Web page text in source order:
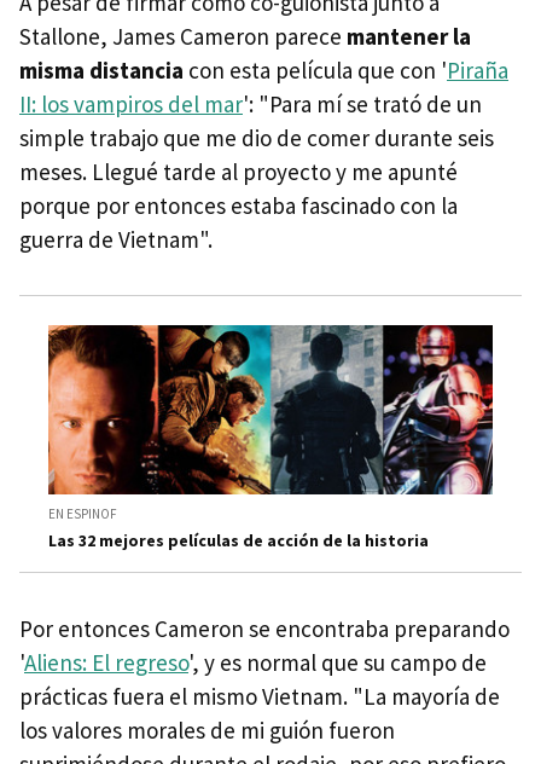
Stallone, James Cameron parece mantener la
misma distancia con esta película que con 'Piraña
II: los vampiros del mar': "Para mí se trató de un
simple trabajo que me dio de comer durante seis
meses. Llegué tarde al proyecto y me apunté
porque por entonces estaba fascinado con la
guerra de Vietnam".
EN ESPINOF
Las 32 mejores películas de acción de la historia
Por entonces Cameron se encontraba preparando
'Aliens: El regreso', y es normal que su campo de
prácticas fuera el mismo Vietnam. "La mayoría de
los valores morales de mi guión fueron